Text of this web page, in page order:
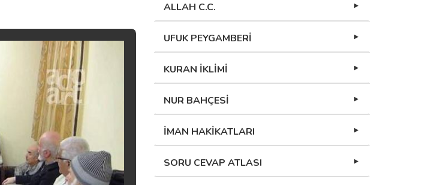
ALLAH C.C.
UFUK PEYGAMBERİ
KURAN İKLİMİ
NUR BAHÇESİ
İMAN HAKİKATLARI
SORU CEVAP ATLASI